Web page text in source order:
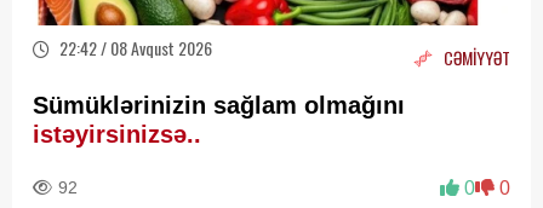
22:42 / 08 Avqust 2026 CƏMİYYƏT
Sümüklərinizin sağlam olmağını
istəyirsinizsə..
92 0 0